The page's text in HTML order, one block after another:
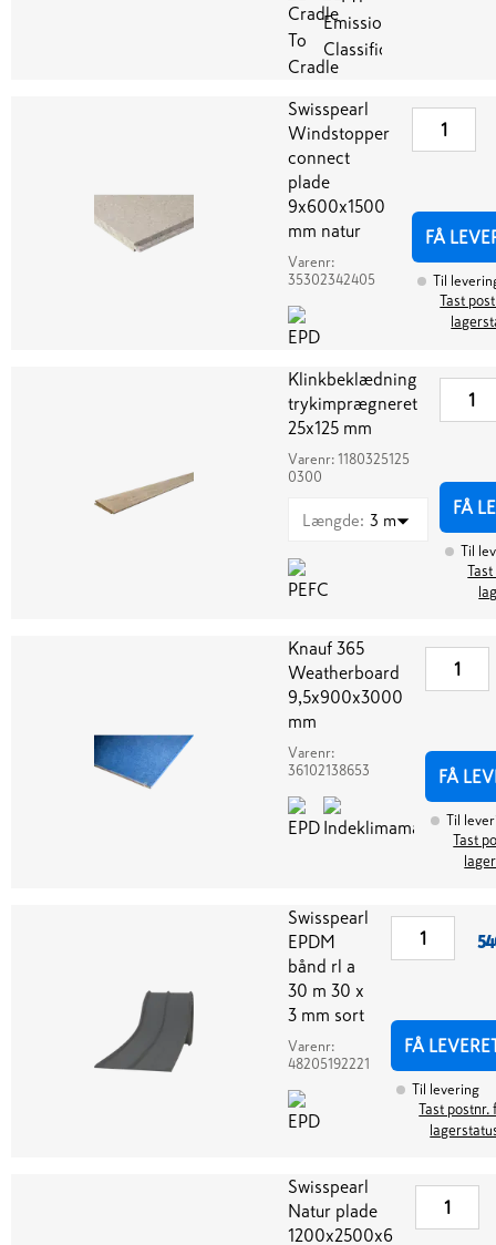
Swisspearl
Windstopper
connect
plade
9x600x1500
mm natur
Varenr:
35302342405
FÅ
Til
Tast
Klinkbeklædning
trykimprægneret
25x125 mm
Varenr: 1180325125
0300
Længde: 3 m
FÅ
Til
Knauf 365
Weatherboard
9,5x900x3000
mm
Varenr:
36102138653
FÅ
Til
Tast
Swisspearl
EPDM
bånd rl a
30 m 30 x
3 mm sort
Varenr:
48205192221
FÅ
Til levering
Tast postnr.
Swisspearl
Natur plade
1200x2500x6